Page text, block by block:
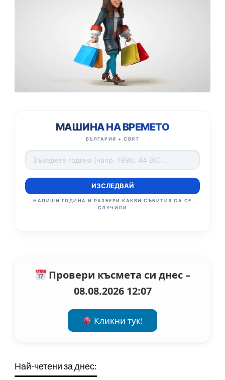
МАШИНА НА ВРЕМЕТО
БЪЛГАРИЯ + СВЯТ
ИЗСЛЕДВАЙ
НАПИШИ ГОДИНА И РАЗБЕРИ КАКВИ СЪБИТИЯ СА СЕ
СЛУЧИЛИ
Провери късмета си днес –
08.08.2026 12:07
Кликни тук!
Най-четени за днес: